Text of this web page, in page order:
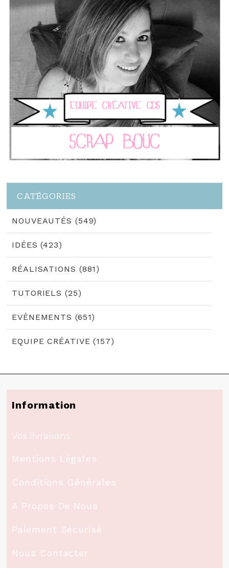
CATÉGORIES
NOUVEAUTÉS (549)
IDÉES (423)
RÉALISATIONS (881)
TUTORIELS (25)
EVÈNEMENTS (651)
EQUIPE CRÉATIVE (157)
Information
Vos livraisons
Mentions Légales
Conditions Générales
A Propos De Nous
Paiement Sécurisé
Nous Contacter